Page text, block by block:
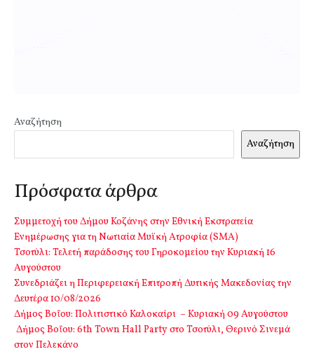
Αναζήτηση
Αναζήτηση
Πρόσφατα άρθρα
Συμμετοχή του Δήμου Κοζάνης στην Εθνική Εκστρατεία
Ενημέρωσης για τη Νωτιαία Μυϊκή Ατροφία (SMA)
Τσοτύλι: Τελετή παράδοσης του Γηροκομείου την Κυριακή 16
Αυγούστου
Συνεδριάζει η Περιφερειακή Επιτροπή Δυτικής Μακεδονίας την
Δευτέρα 10/08/2026
Δήμος Βοΐου: Πολιτιστικό Καλοκαίρι – Κυριακή 09 Αυγούστου
Δήμος Βοΐου: 6th Town Hall Party στο Τσοτύλι, Θερινό Σινεμά
στον Πελεκάνο